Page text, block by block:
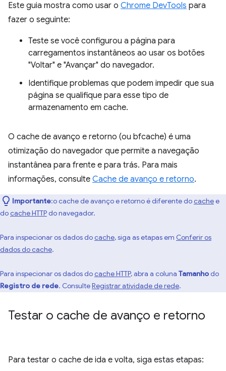
Este guia mostra como usar o Chrome DevTools para
fazer o seguinte:
Teste se você configurou a página para
carregamentos instantâneos ao usar os botões
"Voltar" e "Avançar" do navegador.
Identifique problemas que podem impedir que sua
página se qualifique para esse tipo de
armazenamento em cache.
O cache de avanço e retorno (ou bfcache) é uma
otimização do navegador que permite a navegação
instantânea para frente e para trás. Para mais
informações, consulte Cache de avanço e retorno.
Importante:o cache de avanço e retorno é diferente docachee
docache HTTPdo navegador.
Para inspecionar os dados docache, siga as etapas em Conferir os
dados do cache.
Para inspecionar os dados docache HTTP, abra a coluna Tamanhodo
Registro de rede. ConsulteRegistrar atividade de rede.
Testar o cache de avanço e retorno
Para testar o cache de ida e volta, siga estas etapas: